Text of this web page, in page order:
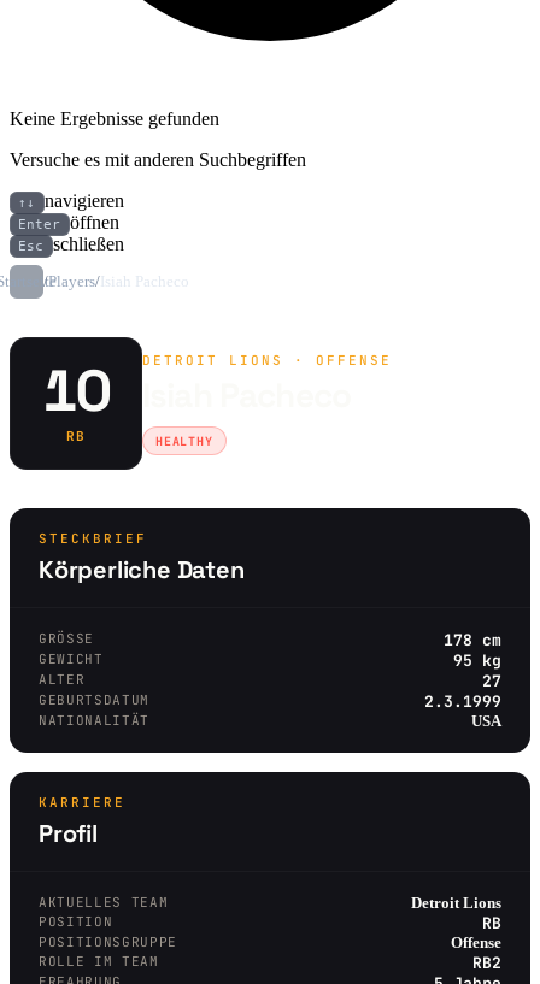
Keine Ergebnisse gefunden
Versuche es mit anderen Suchbegriffen
↑↓ navigieren
Enter öffnen
Esc schließen
/Players/Isiah Pacheco
10
RB
DETROIT LIONS · OFFENSE
HEALTHY
STECKBRIEF
Körperliche Daten
GRÖSSE 178 cm
GEWICHT 95 kg
ALTER 27
GEBURTSDATUM 2.3.1999
NATIONALITÄT USA
KARRIERE
Profil
AKTUELLES TEAM Detroit Lions
POSITION RB
POSITIONSGRUPPE Offense
ROLLE IM TEAM RB2